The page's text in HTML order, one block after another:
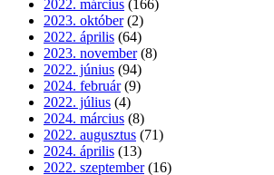
2022. március (166)
2023. október (2)
2022. április (64)
2023. november (8)
2022. június (94)
2024. február (9)
2022. július (4)
2024. március (8)
2022. augusztus (71)
2024. április (13)
2022. szeptember (16)